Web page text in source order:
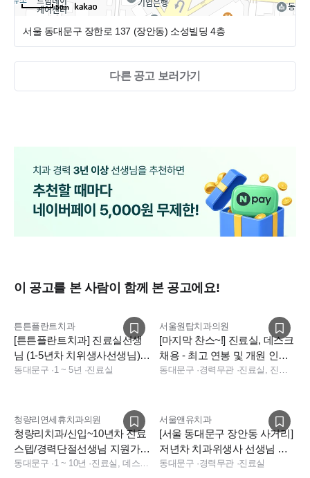
50m
서울 동대문구 장한로 137 (장안동) 소성빌딩 4층
다른 공고 보러가기
이 공고를 본 사람이 함께 본 공고에요!
튼튼플란트치과
[튼튼플란트치과] 진료실선생
님 (1-5년차 치위생사선생님)구
인합니다.
동대문구 ·1 ~ 5년 ·진료실
서울원탑치과의원
[마지막 찬스~!] 진료실, 데스크
채용 - 최고 연봉 및 개원 인센
티브 최대 100만원!
동대문구 ·경력무관 · 진료실, 진료팀장, 데스크, 보험청구, 상담, 실장, 데스크, 보험청구, 데스크, 상담, 전화응대(CS), 보험청구, 실장
청량리연세휴치과의원
청량리치과/신입~10년차 진료
스텝/경력단절선생님 지원가능
[연세휴치과 청량리]
동대문구 ·1 ~ 10년 · 진료실, 데스크, 상담
서울앤유치과
[서울 동대문구 장안동 사거리]
저년차 치과위생사 선생님 구
인합니다.
동대문구 ·경력무관 ·진료실